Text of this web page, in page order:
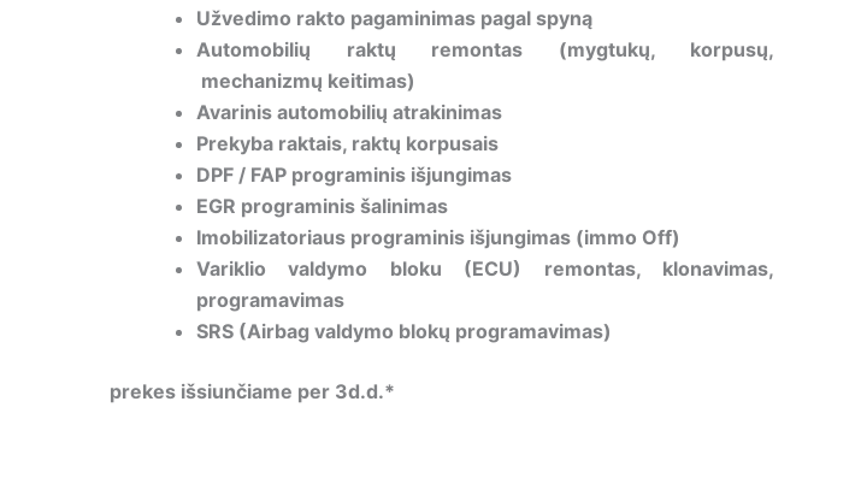
Užvedimo rakto pagaminimas pagal spyną
Automobilių raktų remontas (mygtukų, korpusų,
mechanizmų keitimas)
Avarinis automobilių atrakinimas
Prekyba raktais, raktų korpusais
DPF / FAP programinis išjungimas
EGR programinis šalinimas
Imobilizatoriaus programinis išjungimas (immo Off)
Variklio valdymo bloku (ECU) remontas, klonavimas,
programavimas
SRS (Airbag valdymo blokų programavimas)
prekes išsiunčiame per 3d.d.*